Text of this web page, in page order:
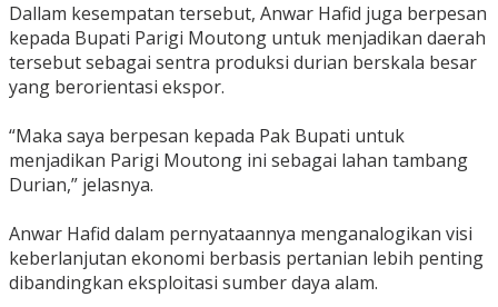
Dallam kesempatan tersebut, Anwar Hafid juga berpesan
kepada Bupati Parigi Moutong untuk menjadikan daerah
tersebut sebagai sentra produksi durian berskala besar
yang berorientasi ekspor.
‎“Maka saya berpesan kepada Pak Bupati untuk
menjadikan Parigi Moutong ini sebagai lahan tambang
Durian,” jelasnya.
‎Anwar Hafid dalam pernyataannya menganalogikan visi
keberlanjutan ekonomi berbasis pertanian lebih penting
dibandingkan eksploitasi sumber daya alam.